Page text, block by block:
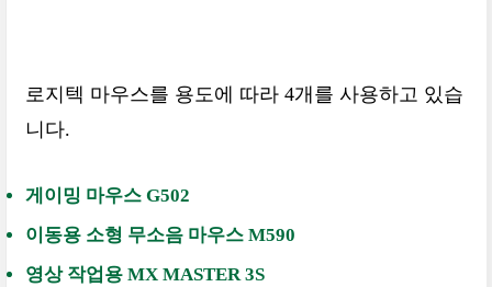
로지텍 마우스를 용도에 따라 4개를 사용하고 있습
니다.
게이밍 마우스 G502
이동용 소형 무소음 마우스 M590
영상 작업용 MX MASTER 3S